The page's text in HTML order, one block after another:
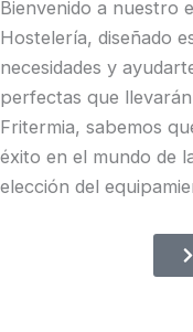
Bienvenido a nuestro
Hostelería, diseñado
necesidades y
perfectas que
Fritermia, sabemos
éxito en el mundo de
elección del